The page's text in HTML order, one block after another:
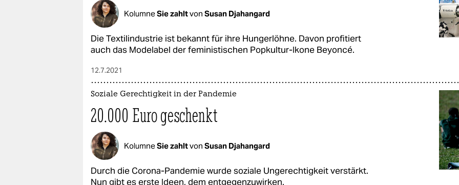
KolumneSie zahltvon Susan Djahangard
Die Textilindustrie ist bekannt für ihre Hungerlöhne. Davon profitiert
auch das Modelabel der feministischen Popkultur-Ikone Beyoncé.
12.7.2021
Soziale Gerechtigkeit in der Pandemie
20.000 Euro geschenkt
KolumneSie zahltvon Susan Djahangard
Durch die Corona-Pandemie wurde soziale Ungerechtigkeit verstärkt.
Nun gibt es erste Ideen, dem entgegenzuwirken.